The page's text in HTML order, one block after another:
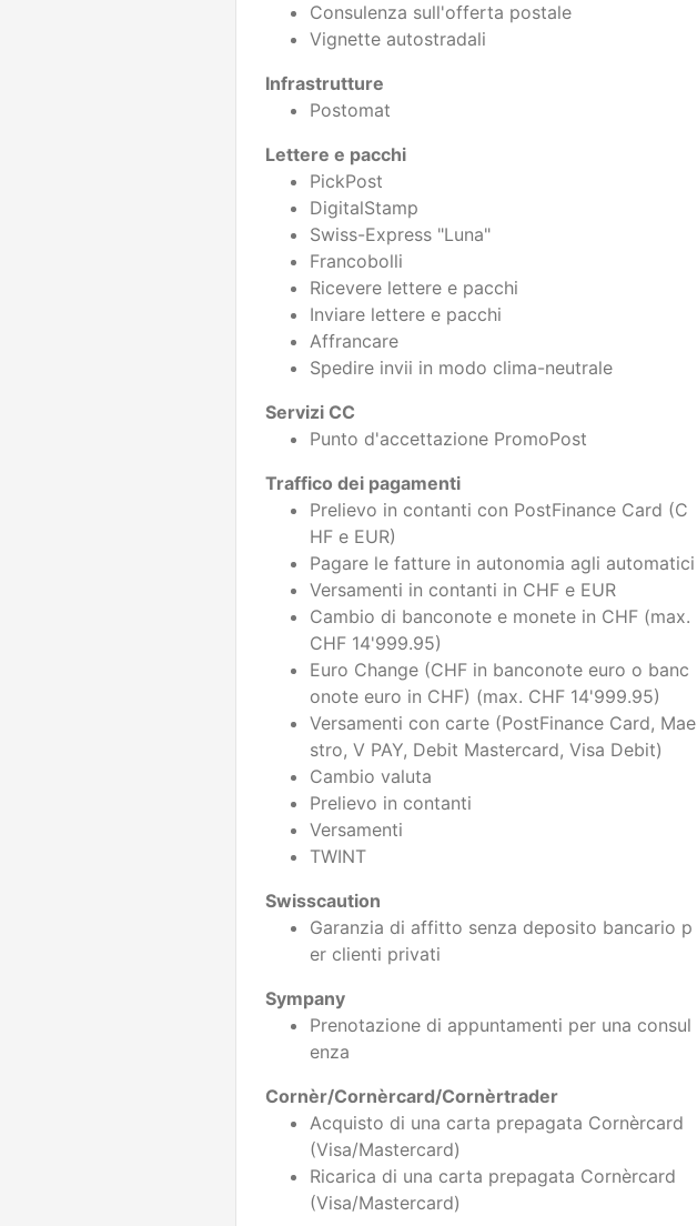
Consulenza sull'offerta postale
Vignette autostradali
Infrastrutture
Postomat
Lettere e pacchi
PickPost
DigitalStamp
Swiss-Express "Luna"
Francobolli
Ricevere lettere e pacchi
Inviare lettere e pacchi
Affrancare
Spedire invii in modo clima-neutrale
Servizi CC
Punto d'accettazione PromoPost
Traffico dei pagamenti
Prelievo in contanti con PostFinance Card (C
HF e EUR)
Pagare le fatture in autonomia agli automatici
Versamenti in contanti in CHF e EUR
Cambio di banconote e monete in CHF (max.
CHF 14'999.95)
Euro Change (CHF in banconote euro o banc
onote euro in CHF) (max. CHF 14'999.95)
Versamenti con carte (PostFinance Card, Mae
stro, V PAY, Debit Mastercard, Visa Debit)
Cambio valuta
Prelievo in contanti
Versamenti
TWINT
Swisscaution
Garanzia di affitto senza deposito bancario p
er clienti privati
Sympany
Prenotazione di appuntamenti per una consul
enza
Cornèr/Cornèrcard/Cornèrtrader
Acquisto di una carta prepagata Cornèrcard
(Visa/Mastercard)
Ricarica di una carta prepagata Cornèrcard
(Visa/Mastercard)